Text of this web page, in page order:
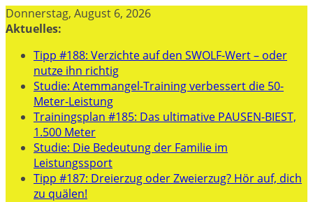
Zum
Inhalt
Donnerstag, August 6, 2026
Aktuelles:
Tipp #188: Verzichte auf den SWOLF-Wert – oder
nutze ihn richtig
Studie: Atemmangel-Training verbessert die 50-
Meter-Leistung
Trainingsplan #185: Das ultimative PAUSEN-BIEST,
1.500 Meter
Studie: Die Bedeutung der Familie im
Leistungssport
Tipp #187: Dreierzug oder Zweierzug? Hör auf, dich
zu quälen!